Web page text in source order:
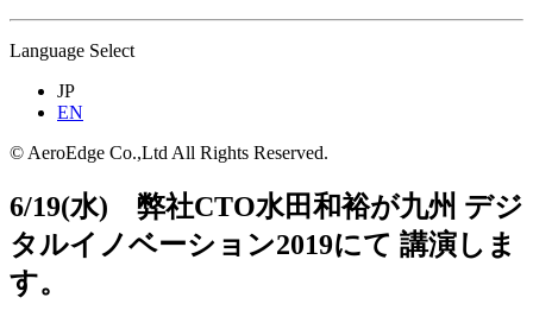
Language Select
JP
EN
© AeroEdge Co.,Ltd All Rights Reserved.
6/19(水) 弊社CTO水田和裕が九州 デジ
タルイノベーション2019にて 講演しま
す。